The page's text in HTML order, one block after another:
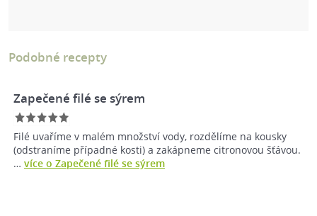
Podobné recepty
Zapečené filé se sýrem
Filé uvaříme v malém množství vody, rozdělíme na kousky
(odstraníme případné kosti) a zakápneme citronovou šťávou.
… více o Zapečené filé se sýrem